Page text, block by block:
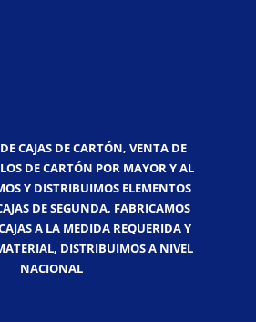
CAJAS DE CARTÓN, VENTA DE
DE CARTÓN POR MAYOR Y AL
Y DISTRIBUIMOS ELEMENTOS
DE SEGUNDA, FABRICAMOS
A LA MEDIDA REQUERIDA Y
DISTRIBUIMOS A NIVEL
NACIONAL